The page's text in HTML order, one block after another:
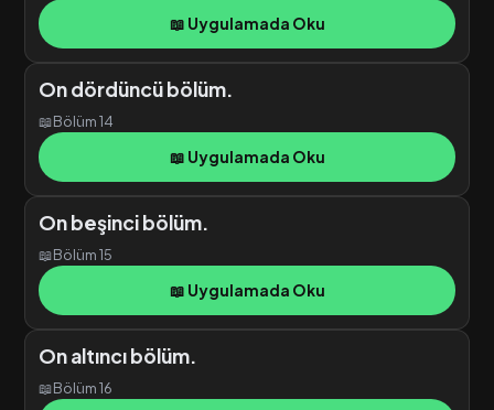
📖 Uygulamada Oku
On dördüncü bölüm.
📖Bölüm 14
📖 Uygulamada Oku
On beşinci bölüm.
📖Bölüm 15
📖 Uygulamada Oku
On altıncı bölüm.
📖Bölüm 16